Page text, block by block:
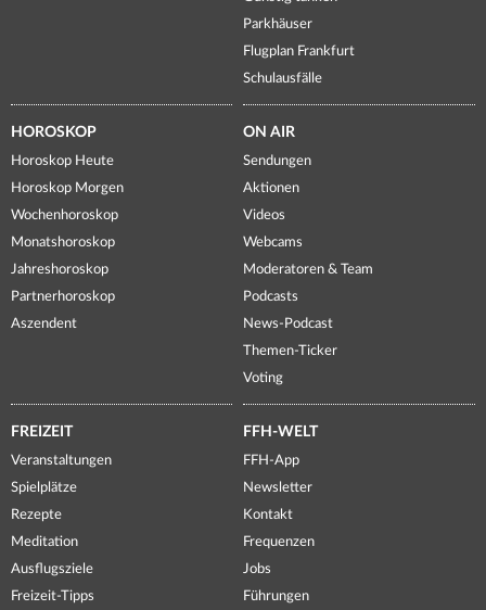
Parkhäuser
Flugplan Frankfurt
Schulausfälle
HOROSKOP
Horoskop Heute
Horoskop Morgen
Wochenhoroskop
Monatshoroskop
Jahreshoroskop
Partnerhoroskop
Aszendent
ON AIR
Sendungen
Aktionen
Videos
Webcams
Moderatoren & Team
Podcasts
News-Podcast
Themen-Ticker
Voting
FREIZEIT
Veranstaltungen
Spielplätze
Rezepte
Meditation
Ausflugsziele
Freizeit-Tipps
FFH-WELT
FFH-App
Newsletter
Kontakt
Frequenzen
Jobs
Führungen